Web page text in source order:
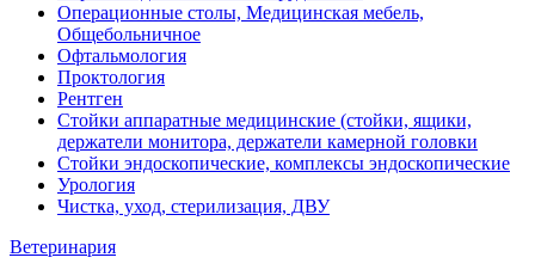
Операционные столы, Медицинская мебель,
Общебольничное
Офтальмология
Проктология
Рентген
Стойки аппаратные медицинские (стойки, ящики,
держатели монитора, держатели камерной головки
Стойки эндоскопические, комплексы эндоскопические
Урология
Чистка, уход, стерилизация, ДВУ
Ветеринария